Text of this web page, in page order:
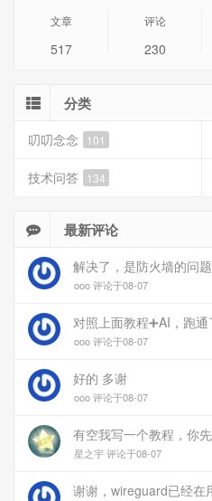
文章
517
评论
230
分类
叨叨念念 101
技术问答 134
最新评论
解决了，是防火墙的问题
ooo 评论于08-07
ooo 评论于08-07
好的 多谢
ooo 评论于08-07
星之宇 评论于08-07